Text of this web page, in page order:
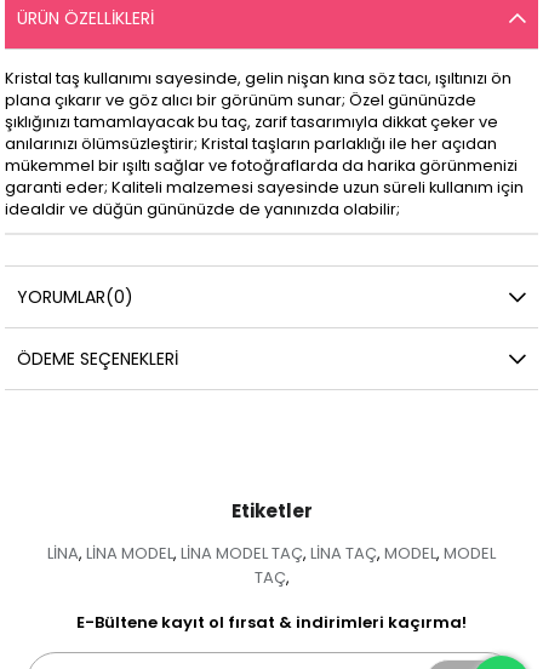
ÜRÜN ÖZELLIKLERI
Kristal taş kullanımı sayesinde, gelin nişan kına söz tacı, ışıltınızı ön
plana çıkarır ve göz alıcı bir görünüm sunar; Özel gününüzde
şıklığınızı tamamlayacak bu taç, zarif tasarımıyla dikkat çeker ve
anılarınızı ölümsüzleştirir; Kristal taşların parlaklığı ile her açıdan
mükemmel bir ışıltı sağlar ve fotoğraflarda da harika görünmenizi
garanti eder; Kaliteli malzemesi sayesinde uzun süreli kullanım için
idealdir ve düğün gününüzde de yanınızda olabilir;
YORUMLAR(0)
ÖDEME SEÇENEKLERI
Etiketler
LİNA, LİNA MODEL, LİNA MODEL TAÇ, LİNA TAÇ, MODEL, MODEL
TAÇ,
E-Bültene kayıt ol fırsat & indirimleri kaçırma!